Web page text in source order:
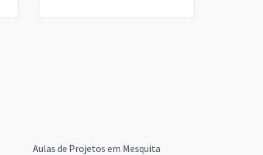
Aulas de Projetos em Mesquita